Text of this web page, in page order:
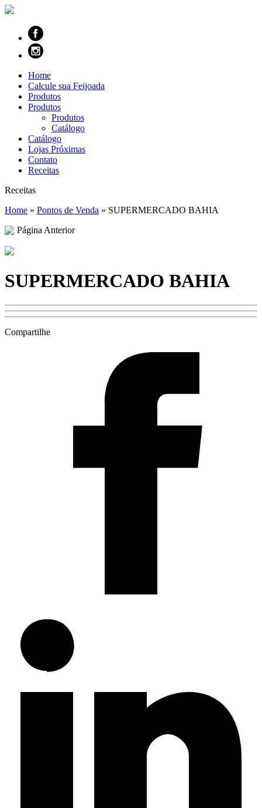
Home
Calcule sua Feijoada
Produtos
Produtos
Produtos
Catálogo
Catálogo
Lojas Próximas
Contato
Receitas
Receitas
Home » Pontos de Venda » SUPERMERCADO BAHIA
Página Anterior
SUPERMERCADO BAHIA
Compartilhe